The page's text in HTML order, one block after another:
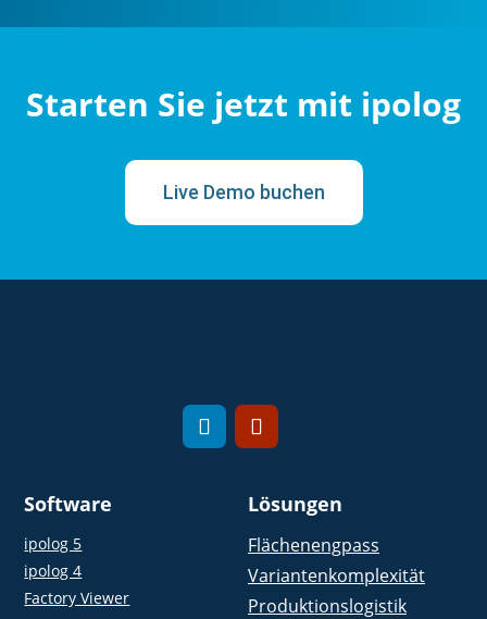
Starten Sie jetzt mit ipolog
Live Demo buchen
Software
ipolog 5
ipolog 4
Factory Viewer
Lösungen
Flächenengpass
Variantenkomplexität
Produktionslogistik